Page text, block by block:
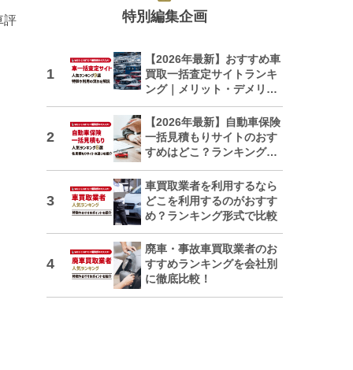
評 特別編集企画
【2026年最新】おすすめ車
買取一括査定サイトランキ
ング｜メリット・デメリッ
トも解説
【2026年最新】自動車保険
一括見積もりサイトのおす
すめはどこ？ランキングで
車買取業者を利用するなら
どこを利用するのがおすす
め？ランキング形式で比較
廃車・事故車買取業者のお
すすめランキングを会社別
に徹底比較！